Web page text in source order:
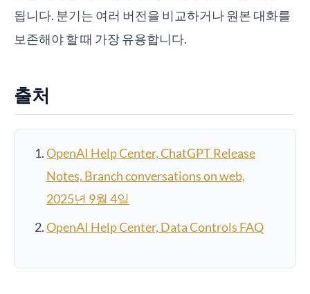
됩니다. 분기는 여러 버전을 비교하거나 원본 대화를
보존해야 할 때 가장 유용합니다.
출처
OpenAI Help Center, ChatGPT Release
Notes, Branch conversations on web,
2025년 9월 4일
OpenAI Help Center, Data Controls FAQ